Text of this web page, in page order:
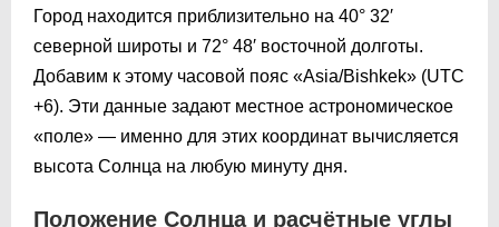
Город находится приблизительно на 40° 32′
северной широты и 72° 48′ восточной долготы.
Добавим к этому часовой пояс «Asia/Bishkek» (UTC
+6). Эти данные задают местное астрономическое
«поле» — именно для этих координат вычисляется
высота Солнца на любую минуту дня.
Положение Солнца и расчётные углы